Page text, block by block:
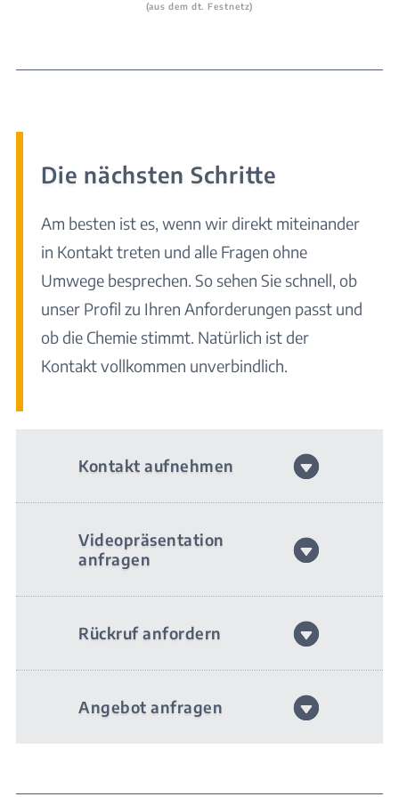
(aus dem dt. Festnetz)
Die nächsten Schritte
Am besten ist es, wenn wir direkt miteinander
in Kontakt treten und alle Fragen ohne
Umwege besprechen. So sehen Sie schnell, ob
unser Profil zu Ihren Anforderungen passt und
ob die Chemie stimmt. Natürlich ist der
Kontakt vollkommen unverbindlich.
Kontakt aufnehmen
Videopräsentation
anfragen
Rückruf anfordern
Angebot anfragen